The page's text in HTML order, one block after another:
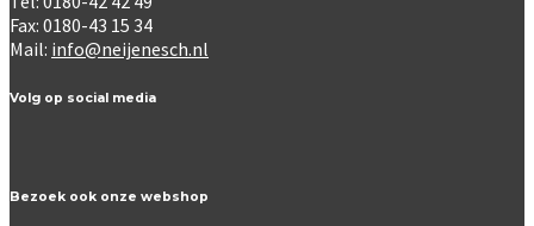
Fax: 0180-43 15 34
Mail: info@neijenesch.nl
Volg op social media
Bezoek ook onze webshop